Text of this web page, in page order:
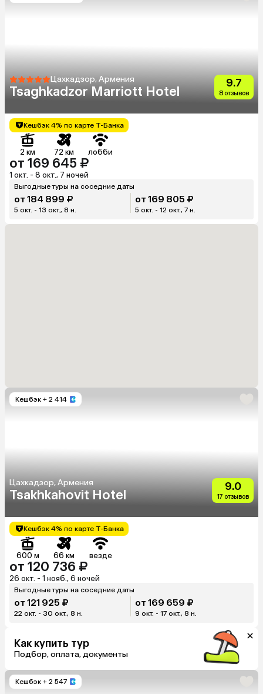
Цахкадзор, Армения
Tsaghkadzor Marriott Hotel
9.7
8 отзывов
Кешбэк 4% по карте Т-Банка
2 км 72 км лобби
от 169 645 ₽
1 окт. - 8 окт., 7 ночей
Выгодные туры на соседние даты
от 184 899 ₽
5 окт. - 13 окт., 8 н.
от 169 805 ₽
5 окт. - 12 окт., 7 н.
Кешбэк + 2 414
Цахкадзор, Армения
Tsakhkahovit Hotel
9.0
17 отзывов
Кешбэк 4% по карте Т-Банка
600 м 66 км везде
от 120 736 ₽
26 окт. - 1 нояб., 6 ночей
Выгодные туры на соседние даты
от 121 925 ₽
22 окт. - 30 окт., 8 н.
от 169 659 ₽
9 окт. - 17 окт., 8 н.
Как купить тур
Подбор, оплата, документы
Кешбэк + 2 547